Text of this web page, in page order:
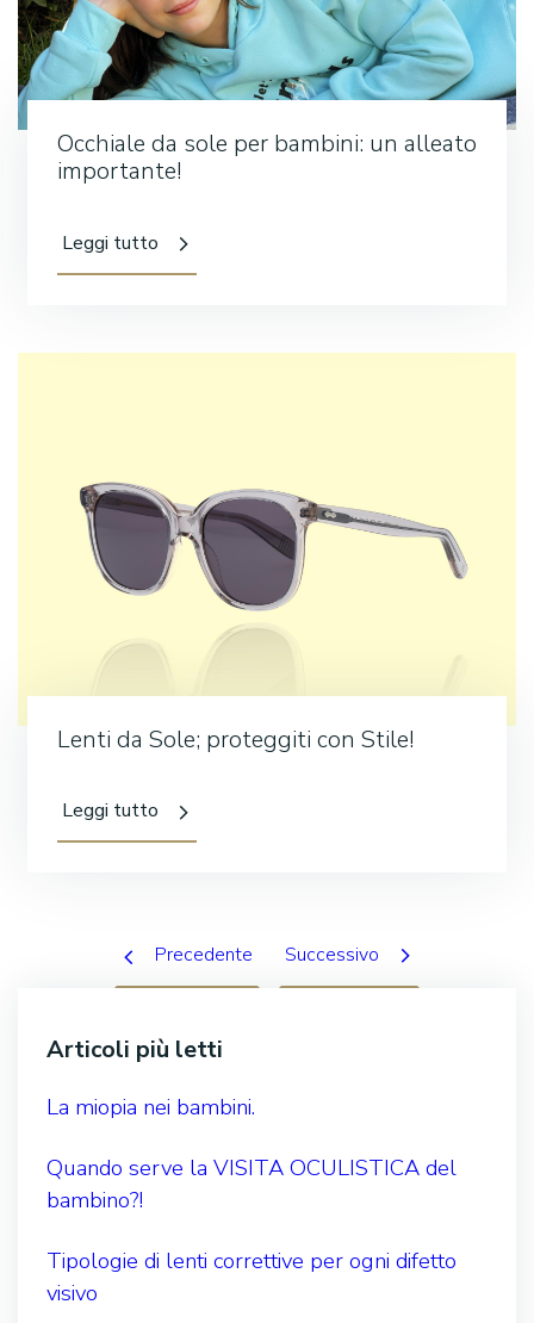
Occhiale da sole per bambini: un alleato
importante!
Leggi tutto
Lenti da Sole; proteggiti con Stile!
Leggi tutto
Precedente Successivo
Articoli più letti
La miopia nei bambini.
Quando serve la VISITA OCULISTICA del
bambino?!
Tipologie di lenti correttive per ogni difetto
visivo
Cerca: